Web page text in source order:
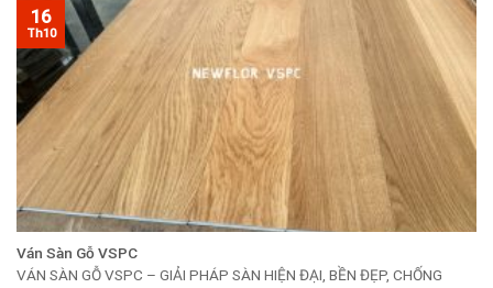
Ván Sàn Gỗ VSPC
VÁN SÀN GỖ VSPC – GIẢI PHÁP SÀN HIỆN ĐẠI, BỀN ĐẸP, CHỐNG
16
Th10